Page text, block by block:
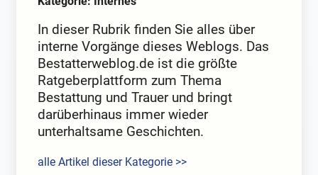
In dieser Rubrik finden Sie alles über
interne Vorgänge dieses Weblogs. Das
Bestatterweblog.de ist die größte
Ratgeberplattform zum Thema
Bestattung und Trauer und bringt
darüberhinaus immer wieder
unterhaltsame Geschichten.
alle Artikel dieser Kategorie >>